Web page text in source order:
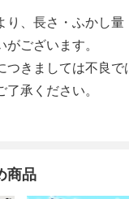
り、長さ・ふかし量
ございます。
つきましては不良で
承ください。
商品